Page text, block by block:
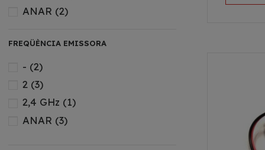
ANAR (2)
FREQÜÈNCIA EMISSORA
- (2)
2 (3)
2,4 GHz (1)
ANAR (3)